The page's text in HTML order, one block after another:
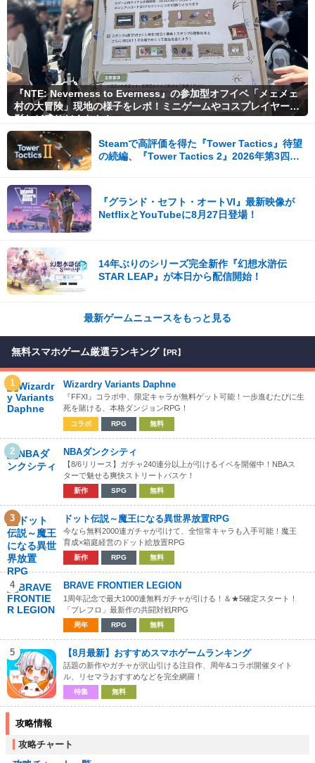
『NTE: Neverness to Everness』の参加型オフイベ「メェメェ
村の大冒険」現地の様子をレポ！ミニゲームやコスプレイヤー撮
影など盛りだくさん！
Steamで高評価を得た『Tower Tactics』待望
の続編、『Tower Tactics 2』2026年第3四半
『グランド・セフト・オートVI』最新映像が
NetflixとYouTubeに8月27日登場！
14年ぶりのシリーズ完全新作『幻想水滸伝
STAR LEAP』が本日から配信開始！
最新ゲームニュースをもっと見る
無料スマホゲーム厳選ランキング 【PR】
1 Wizardry Variants Daphne
『FFXI』コラボ中、限定キャラが無料ゲット可能！一歩進むたびに生
死を賭ける、本格ダンジョンRPG！
コラボ RPG 無料
2 NBAダンクシティ
【8/6リリース】ガチャ240連分以上が引けるイベを開催中！NBAス
ターで魅せる爽快ストリートバスケ！
新作 SPG 無料
3 ドット伝説～魔王になる異世界放置RPG
今なら無料2000連ガチャが引けて、全恒常キャラも入手可能！魔王
育成×箱庭経営のドット絵放置RPG
新作 RPG 無料
4 BRAVE FRONTIER LEGION
1周年記念で最大1000連無料ガチャが引ける！＆★5確定スタート！
「ブレフロ」最新作の共闘対戦RPG
周年 RPG 無料
5 【8月最新】おすすめスマホゲームランキング
話題の新作やガチャが沢山引ける注目作、周年&コラボ開催タイト
ル、リセマラおすすめなどを完全網羅！
特集 無料
攻略情報
攻略チャート